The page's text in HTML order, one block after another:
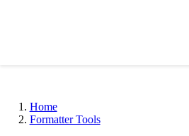
Home
Formatter Tools